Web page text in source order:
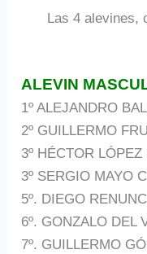
Las 4 alevines,
ALEVIN
1º ALEJANDRO
2º GUILLERMO
3º HÉCTOR LÓPEZ
3º SERGIO MAYO
5º. DIEGO
6º. GONZALO DEL
7º. GUILLERMO